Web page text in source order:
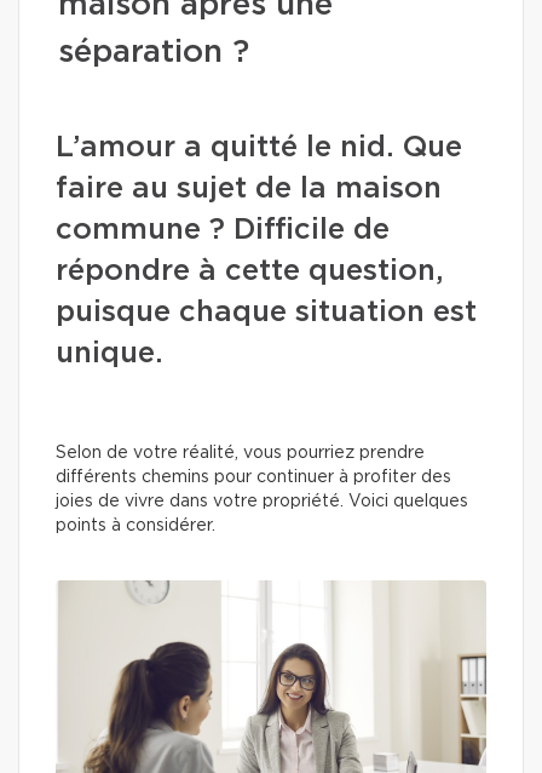
séparation ?
L’amour a quitté le nid. Que
faire au sujet de la maison
commune ? Difficile de
répondre à cette question,
puisque chaque situation est
unique.
Selon de votre réalité, vous pourriez prendre
différents chemins pour continuer à profiter des
joies de vivre dans votre propriété. Voici quelques
points à considérer.